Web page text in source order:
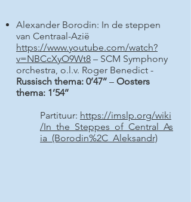
Alexander Borodin: In de steppen
van Centraal-Azië
https://www.youtube.com/watch?
v=NBCcXyO9Wt8 – SCM Symphony
orchestra, o.l.v. Roger Benedict -
Russisch thema: 0’47’’ – Oosters
thema: 1’54’’
Partituur: https://imslp.org/wiki
/In_the_Steppes_of_Central_As
ia_(Borodin%2C_Aleksandr)